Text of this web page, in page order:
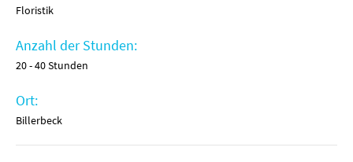
Floristik
Anzahl der Stunden:
20 - 40 Stunden
Ort:
Billerbeck